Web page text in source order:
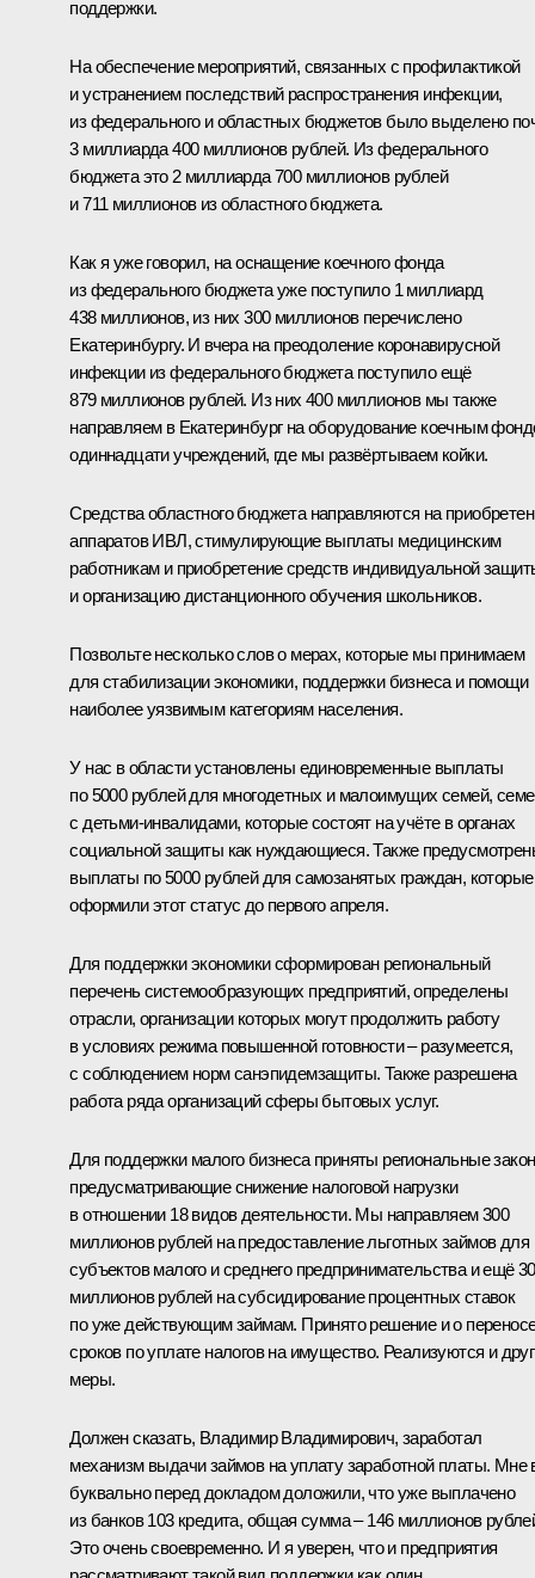
поддержки.
На обеспечение мероприятий, связанных с профилактикой
и устранением последствий распространения инфекции,
из федерального и областных бюджетов было выделено
3 миллиарда 400 миллионов рублей. Из федерального
бюджета это 2 миллиарда 700 миллионов рублей
и 711 миллионов из областного бюджета.
Как я уже говорил, на оснащение коечного фонда
из федерального бюджета уже поступило 1 миллиард
438 миллионов, из них 300 миллионов перечислено
Екатеринбургу. И вчера на преодоление коронавирусной
инфекции из федерального бюджета поступило ещё
879 миллионов рублей. Из них 400 миллионов мы также
направляем в Екатеринбург на оборудование коечным
одиннадцати учреждений, где мы развёртываем койки.
Средства областного бюджета направляются на
аппаратов ИВЛ, стимулирующие выплаты медицинским
работникам и приобретение средств индивидуальной
и организацию дистанционного обучения школьников.
Позвольте несколько слов о мерах, которые мы принимаем
для стабилизации экономики, поддержки бизнеса и помощи
наиболее уязвимым категориям населения.
У нас в области установлены единовременные выплаты
по 5000 рублей для многодетных и малоимущих семей,
с детьми-инвалидами, которые состоят на учёте в органах
социальной защиты как нуждающиеся. Также
выплаты по 5000 рублей для самозанятых граждан, которые
оформили этот статус до первого апреля.
Для поддержки экономики сформирован региональный
перечень системообразующих предприятий, определены
отрасли, организации которых могут продолжить работу
в условиях режима повышенной готовности – разумеется,
с соблюдением норм санэпидемзащиты. Также разрешена
работа ряда организаций сферы бытовых услуг.
Для поддержки малого бизнеса приняты региональные
предусматривающие снижение налоговой нагрузки
в отношении 18 видов деятельности. Мы направляем 300
миллионов рублей на предоставление льготных займов для
субъектов малого и среднего предпринимательства и ещё 30
миллионов рублей на субсидирование процентных ставок
по уже действующим займам. Принято решение и о
сроков по уплате налогов на имущество. Реализуются и
меры.
Должен сказать, Владимир Владимирович, заработал
механизм выдачи займов на уплату заработной платы. Мне
буквально перед докладом доложили, что уже выплачено
из банков 103 кредита, общая сумма – 146 миллионов
Это очень своевременно. И я уверен, что и предприятия